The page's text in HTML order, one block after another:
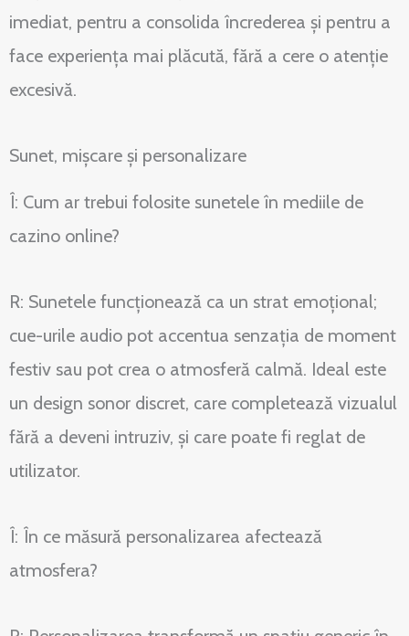
imediat, pentru a consolida încrederea și pentru a
face experiența mai plăcută, fără a cere o atenție
excesivă.
Sunet, mișcare și personalizare
Î: Cum ar trebui folosite sunetele în mediile de
cazino online?
R: Sunetele funcționează ca un strat emoțional;
cue-urile audio pot accentua senzația de moment
festiv sau pot crea o atmosferă calmă. Ideal este
un design sonor discret, care completează vizualul
fără a deveni intruziv, și care poate fi reglat de
utilizator.
Î: În ce măsură personalizarea afectează
atmosfera?